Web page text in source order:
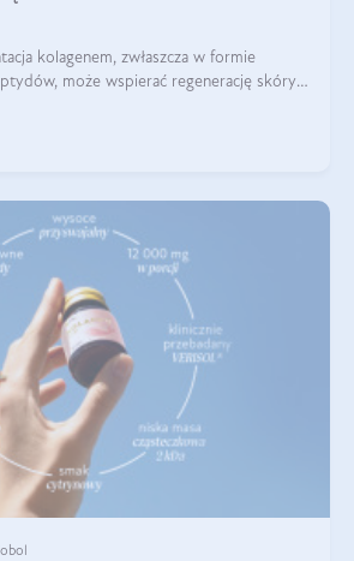
kolagenem, zwłaszcza w formie
może wspierać regenerację skóry i